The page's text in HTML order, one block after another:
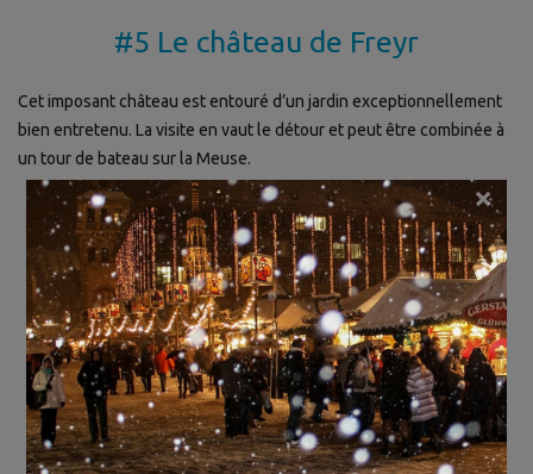
#5 Le château de Freyr
Cet imposant château est entouré d’un jardin exceptionnellement
bien entretenu. La visite en vaut le détour et peut être combinée à
un tour de bateau sur la Meuse.
×